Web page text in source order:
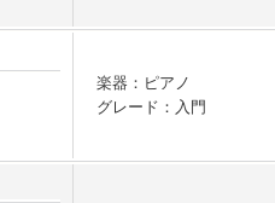
楽器：ピアノ
グレード：入門